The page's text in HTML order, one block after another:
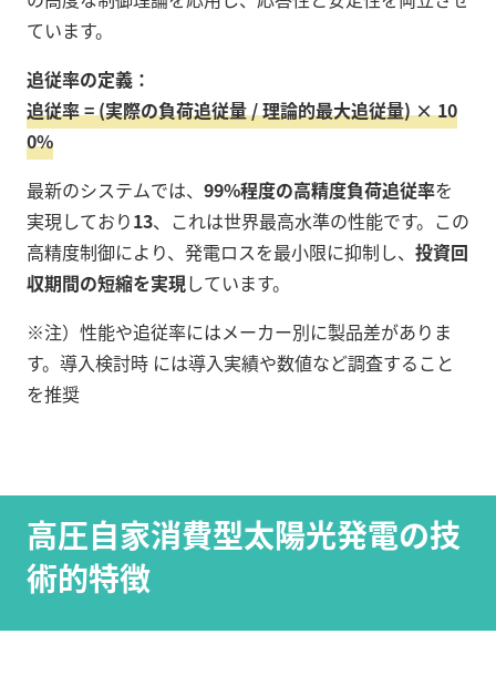
ています。
追従率の定義：
追従率 = (実際の負荷追従量 / 理論的最大追従量) × 10
0%
最新のシステムでは、 99%程度の高精度負荷追従率を
実現しており13、これは世界最高水準の性能です。この
高精度制御により、発電ロスを最小限に抑制し、 投資回
収期間の短縮を実現しています。
※注）性能や追従率にはメーカー別に製品差がありま
す。導入検討時 には導入実績や数値など調査すること
を推奨
高圧自家消費型太陽光発電の技
術的特徴